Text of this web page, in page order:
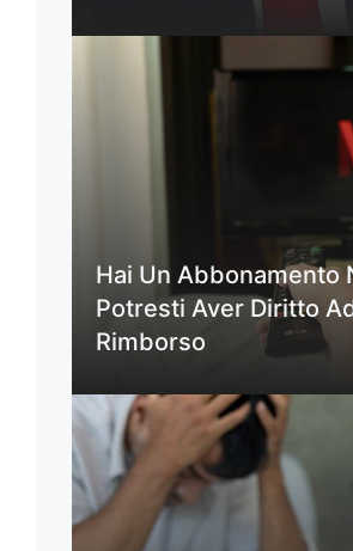
Hai Un Abbonamento
Potresti Aver Diritto
Rimborso